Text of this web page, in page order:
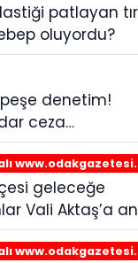
oluyordu?
ceza
Vali Aktaş’a